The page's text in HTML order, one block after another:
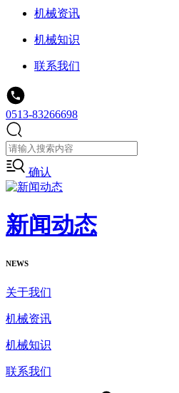
机械资讯
机械知识
联系我们
0513-83266698
确认
新闻动态
NEWS
关于我们
机械资讯
机械知识
联系我们